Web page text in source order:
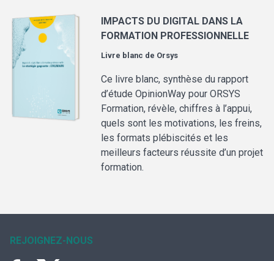
IMPACTS DU DIGITAL DANS LA
FORMATION PROFESSIONNELLE
Livre blanc de Orsys
Ce livre blanc, synthèse du rapport
d’étude OpinionWay pour ORSYS
Formation, révèle, chiffres à l’appui,
quels sont les motivations, les freins,
les formats plébiscités et les
meilleurs facteurs réussite d’un projet
formation.
REJOIGNEZ-NOUS